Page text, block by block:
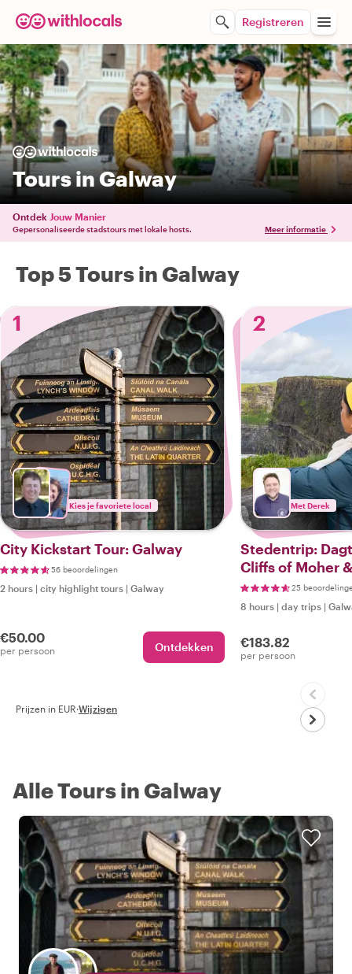
Registreren
Tours in Galway
Ontdek Jouw Manier
Gepersonaliseerde stadstours met lokale hosts. Meer informatie
Top 5 Tours in Galway
1
Kies je favoriete local
City Kickstart Tour: Galway
56 beoordelingen
2 hours | city highlight tours | Galway
€50.00
per persoon Ontdekken
2
Met Derek
Stedentrip:
Cliffs of Moher
25
8 hours | day trips |
€183.82
per persoon
Prijzen in EUR·Wijzigen
Alle Tours in Galway